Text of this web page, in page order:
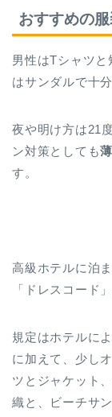
おすすめの
男性はTシャツ
はサンダルで十分
夜や明け方は21
ン対策としても
す。
高級ホテルに泊
「ドレスコード
規定はホテルに
に加えて、少し
ツとジャケット
織と、ビーチサ